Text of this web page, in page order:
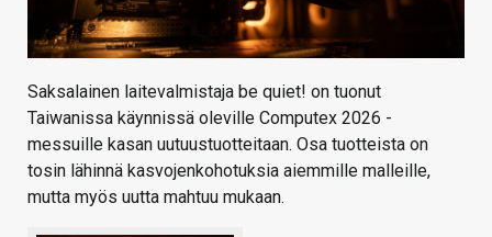
Saksalainen laitevalmistaja be quiet! on tuonut
Taiwanissa käynnissä oleville Computex 2026 -
messuille kasan uutuustuotteitaan. Osa tuotteista on
tosin lähinnä kasvojenkohotuksia aiemmille malleille,
mutta myös uutta mahtuu mukaan.